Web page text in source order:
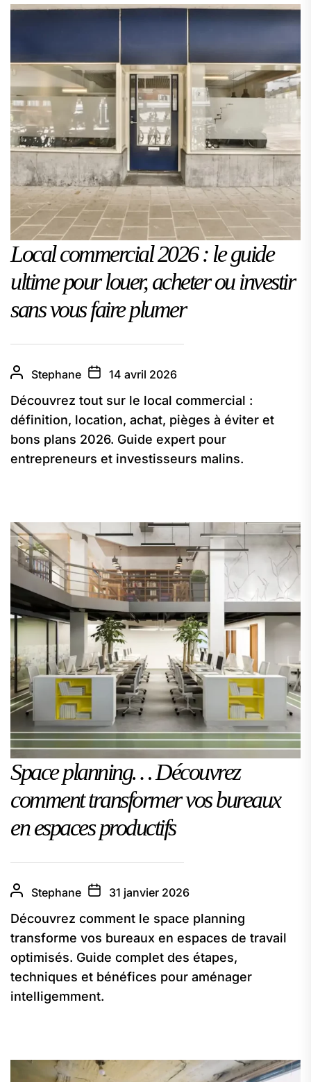
Local commercial 2026 : le guide
ultime pour louer, acheter ou investir
sans vous faire plumer
Stephane 14 avril 2026
Découvrez tout sur le local commercial :
définition, location, achat, pièges à éviter et
bons plans 2026. Guide expert pour
entrepreneurs et investisseurs malins.
Space planning… Découvrez
comment transformer vos bureaux
en espaces productifs
Stephane 31 janvier 2026
Découvrez comment le space planning
transforme vos bureaux en espaces de travail
optimisés. Guide complet des étapes,
techniques et bénéfices pour aménager
intelligemment.